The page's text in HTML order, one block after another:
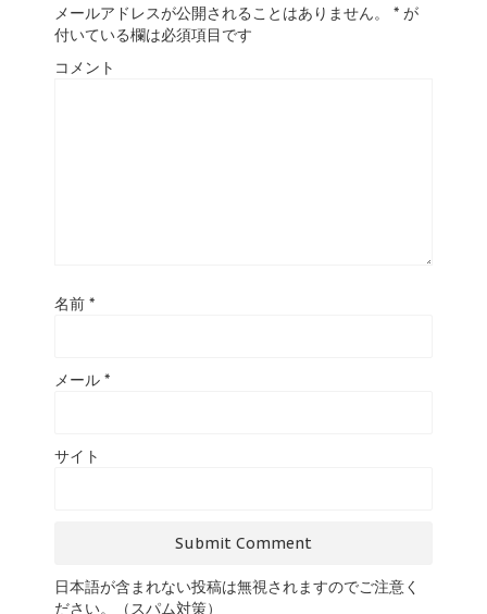
メールアドレスが公開されることはありません。 * が
付いている欄は必須項目です
コメント
名前 *
メール *
サイト
日本語が含まれない投稿は無視されますのでご注意く
ださい。（スパム対策）